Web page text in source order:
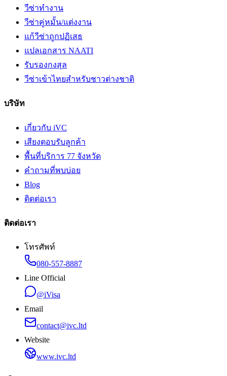
วีซ่าทำงาน
วีซ่าคู่หมั้น/แต่งงาน
แก้วีซ่าถูกปฏิเสธ
แปลเอกสาร NAATI
รับรองกงสุล
วีซ่าเข้าไทยสำหรับชาวต่างชาติ
บริษัท
เกี่ยวกับ iVC
เสียงตอบรับลูกค้า
พื้นที่บริการ 77 จังหวัด
คำถามที่พบบ่อย
Blog
ติดต่อเรา
ติดต่อเรา
โทรศัพท์
080-557-8887
Line Official
@iVisa
Email
contact@ivc.ltd
Website
www.ivc.ltd